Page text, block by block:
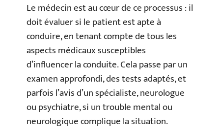
Le médecin est au cœur de ce processus : il
doit évaluer si le patient est apte à
conduire, en tenant compte de tous les
aspects médicaux susceptibles
d’influencer la conduite. Cela passe par un
examen approfondi, des tests adaptés, et
parfois l’avis d’un spécialiste, neurologue
ou psychiatre, si un trouble mental ou
neurologique complique la situation.